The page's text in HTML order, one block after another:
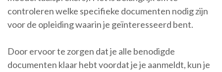
controleren welke specifieke documenten nodig zijn
voor de opleiding waarin je geïnteresseerd bent.
Door ervoor te zorgen dat je alle benodigde
documenten klaar hebt voordat je je aanmeldt, kun je